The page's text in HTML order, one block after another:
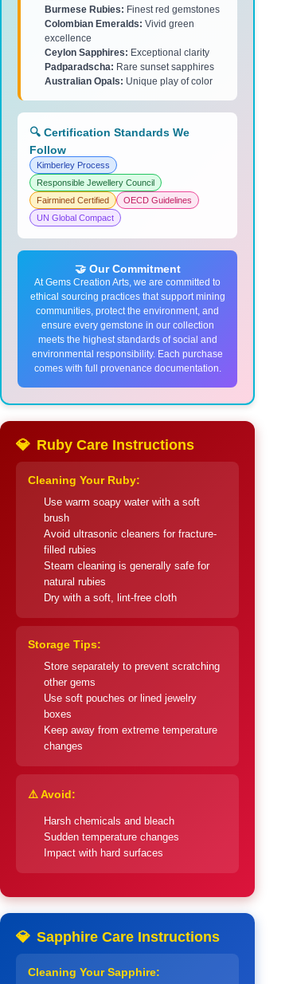
Burmese Rubies: Finest red gemstones
Colombian Emeralds: Vivid green
excellence
Ceylon Sapphires: Exceptional clarity
Padparadscha: Rare sunset sapphires
Australian Opals: Unique play of color
🔍 Certification Standards We
Follow
Kimberley Process
Responsible Jewellery Council
Fairmined Certified
OECD Guidelines
UN Global Compact
🤝 Our Commitment
At Gems Creation Arts, we are committed to
ethical sourcing practices that support mining
communities, protect the environment, and
ensure every gemstone in our collection
meets the highest standards of social and
environmental responsibility. Each purchase
comes with full provenance documentation.
💎 Ruby Care Instructions
Cleaning Your Ruby:
Use warm soapy water with a soft
brush
Avoid ultrasonic cleaners for fracture-
filled rubies
Steam cleaning is generally safe for
natural rubies
Dry with a soft, lint-free cloth
Storage Tips:
Store separately to prevent scratching
other gems
Use soft pouches or lined jewelry
boxes
Keep away from extreme temperature
changes
⚠️ Avoid:
Harsh chemicals and bleach
Sudden temperature changes
Impact with hard surfaces
💎 Sapphire Care Instructions
Cleaning Your Sapphire: